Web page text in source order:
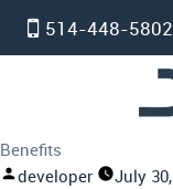
514-448-5802
PBX VIRTUEL
Benefits
Posted
developer July